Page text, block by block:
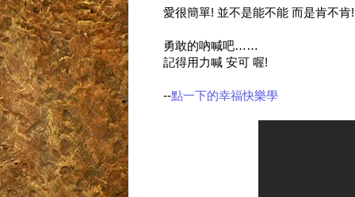
愛很簡單! 並不是能不能 而是肯不肯!
勇敢的吶喊吧……
記得用力喊 安可 喔!
--點一下的幸福快樂學